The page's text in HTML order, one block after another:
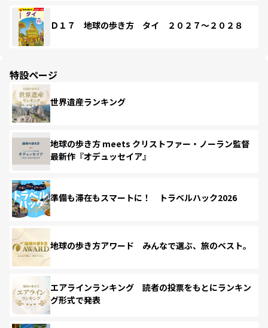
Ｄ１７ 地球の歩き方 タイ ２０２７～２０２８
特設ページ
世界遺産ランキング
地球の歩き方 meets クリストファー・ノーラン監督
最新作『オデュッセイア』
準備も滞在もスマートに！ トラベルハック2026
地球の歩き方アワード みんなで選ぶ、旅のベスト。
エアラインランキング 読者の投票をもとにランキン
グ形式で発表